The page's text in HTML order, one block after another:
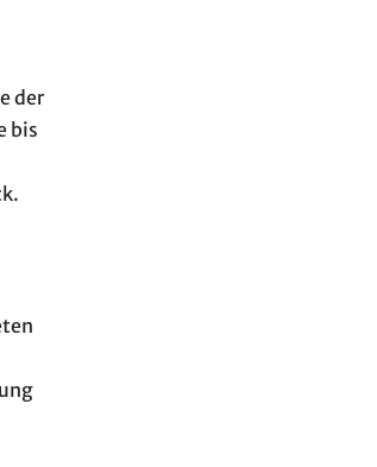
der
bis